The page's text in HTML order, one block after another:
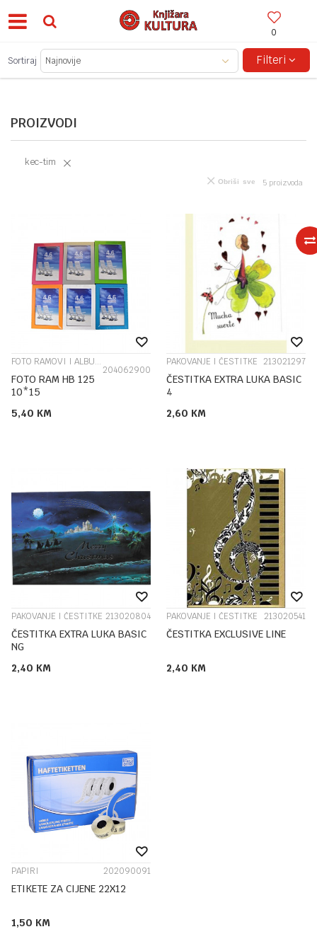
0
BESPLATNA ISPORUKA ZA IZNOSE PREKO 150KM!
PROIZVODI
Sortiraj Filteri
kec-tim
5 proizvoda
Obriši sve
FOTO RAMOVI I ALBUMI
204062900
FOTO RAM HB 125
10*15
5,40 KM
PAKOVANJE I ČESTITKE 213021297
ČESTITKA EXTRA LUKA BASIC
4
2,60 KM
PAKOVANJE I ČESTITKE 213020804
ČESTITKA EXTRA LUKA BASIC
NG
2,40 KM
PAKOVANJE I ČESTITKE 213020541
ČESTITKA EXCLUSIVE LINE
2,40 KM
PAPIRI 202090091
ETIKETE ZA CIJENE 22X12
1,50 KM